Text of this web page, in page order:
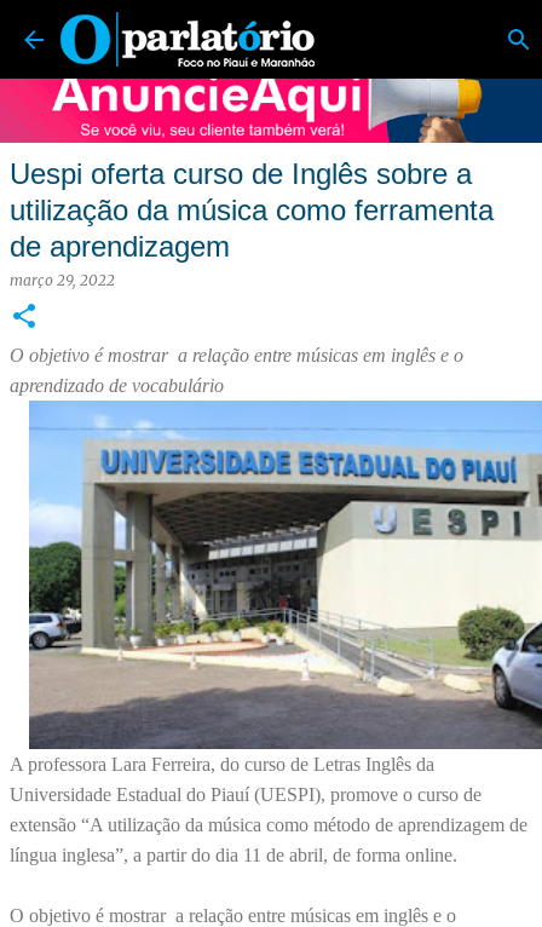
Pular para o conteúdo principal
O Parlatório | Foco no Piauí e Maranhão
Uespi oferta curso de Inglês sobre a
utilização da música como ferramenta
de aprendizagem
março 29, 2022
O objetivo é mostrar a relação entre músicas em inglês e o
aprendizado de vocabulário
A professora Lara Ferreira, do curso de Letras Inglês da
Universidade Estadual do Piauí (UESPI), promove o curso de
extensão “A utilização da música como método de aprendizagem de
língua inglesa”, a partir do dia 11 de abril, de forma online.
O objetivo é mostrar a relação entre músicas em inglês e o